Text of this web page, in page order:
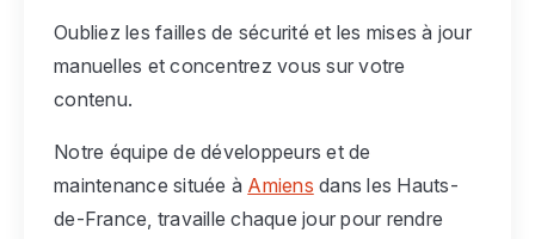
Oubliez les failles de sécurité et les mises à jour
manuelles et concentrez vous sur votre
contenu.
Notre équipe de développeurs et de
maintenance située à Amiens dans les Hauts-
de-France, travaille chaque jour pour rendre